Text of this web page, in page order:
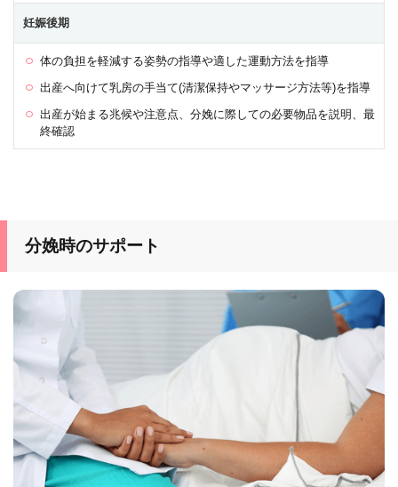
妊娠後期
体の負担を軽減する姿勢の指導や適した運動方法を指導
出産へ向けて乳房の手当て(清潔保持やマッサージ方法等)を指導
出産が始まる兆候や注意点、分娩に際しての必要物品を説明、最
終確認
分娩時のサポート